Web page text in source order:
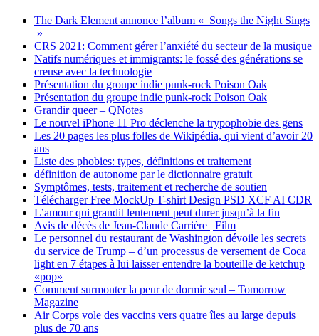
The Dark Element annonce l’album « Songs the Night Sings
»
CRS 2021: Comment gérer l’anxiété du secteur de la musique
Natifs numériques et immigrants: le fossé des générations se
creuse avec la technologie
Présentation du groupe indie punk-rock Poison Oak
Présentation du groupe indie punk-rock Poison Oak
Grandir queer – QNotes
Le nouvel iPhone 11 Pro déclenche la trypophobie des gens
Les 20 pages les plus folles de Wikipédia, qui vient d’avoir 20
ans
Liste des phobies: types, définitions et traitement
définition de autonome par le dictionnaire gratuit
Symptômes, tests, traitement et recherche de soutien
Télécharger Free MockUp T-shirt Design PSD XCF AI CDR
L’amour qui grandit lentement peut durer jusqu’à la fin
Avis de décès de Jean-Claude Carrière | Film
Le personnel du restaurant de Washington dévoile les secrets
du service de Trump – d’un processus de versement de Coca
light en 7 étapes à lui laisser entendre la bouteille de ketchup
«pop»
Comment surmonter la peur de dormir seul – Tomorrow
Magazine
Air Corps vole des vaccins vers quatre îles au large depuis
plus de 70 ans